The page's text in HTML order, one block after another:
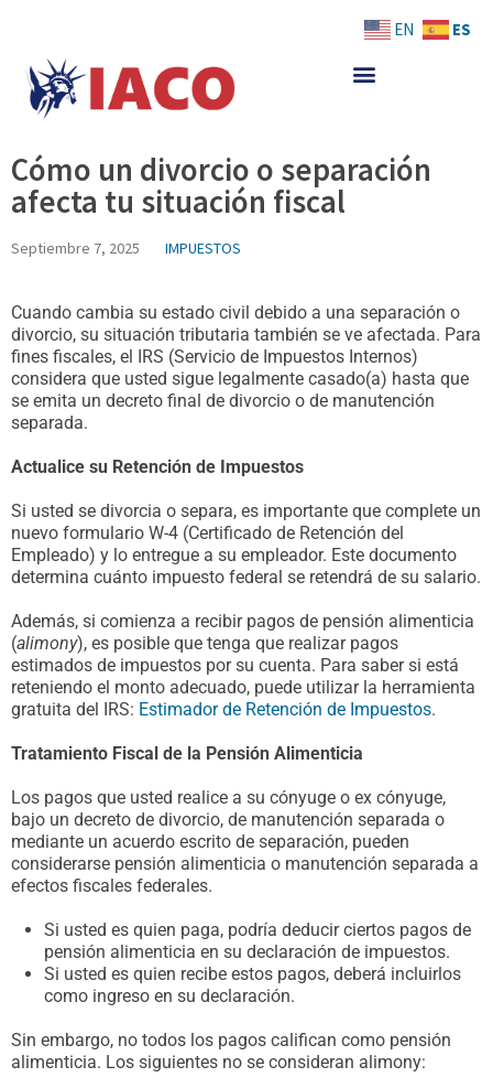
content
Cómo un divorcio o separación
afecta tu situación fiscal
Septiembre 7, 2025 IMPUESTOS
Cuando cambia su estado civil debido a una separación o
divorcio, su situación tributaria también se ve afectada. Para
fines fiscales, el IRS (Servicio de Impuestos Internos)
considera que usted sigue legalmente casado(a) hasta que
se emita un decreto final de divorcio o de manutención
separada.
Actualice su Retención de Impuestos
Si usted se divorcia o separa, es importante que complete un
nuevo formulario W-4 (Certificado de Retención del
Empleado) y lo entregue a su empleador. Este documento
determina cuánto impuesto federal se retendrá de su salario.
Además, si comienza a recibir pagos de pensión alimenticia
(alimony), es posible que tenga que realizar pagos
estimados de impuestos por su cuenta. Para saber si está
reteniendo el monto adecuado, puede utilizar la herramienta
gratuita del IRS: Estimador de Retención de Impuestos.
Tratamiento Fiscal de la Pensión Alimenticia
Los pagos que usted realice a su cónyuge o ex cónyuge,
bajo un decreto de divorcio, de manutención separada o
mediante un acuerdo escrito de separación, pueden
considerarse pensión alimenticia o manutención separada a
efectos fiscales federales.
Si usted es quien paga, podría deducir ciertos pagos de
pensión alimenticia en su declaración de impuestos.
Si usted es quien recibe estos pagos, deberá incluirlos
como ingreso en su declaración.
Sin embargo, no todos los pagos califican como pensión
alimenticia. Los siguientes no se consideran alimony:
EN ES